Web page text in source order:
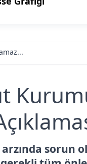
arzında sorun